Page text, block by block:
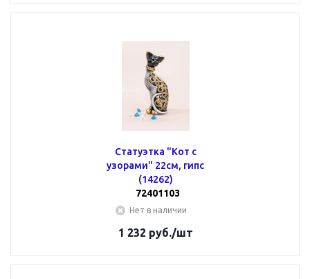
Статуэтка "Кот с
узорами" 22см, гипс
(14262)
72401103
Нет в наличии
1 232 руб./шт